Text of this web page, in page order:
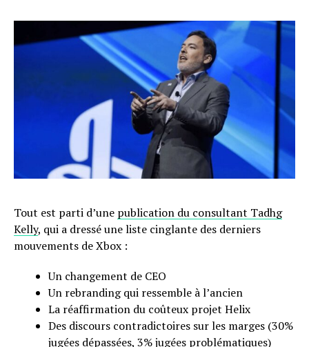
Tout est parti d’une publication du consultant Tadhg
Kelly, qui a dressé une liste cinglante des derniers
mouvements de Xbox :
Un changement de CEO
Un rebranding qui ressemble à l’ancien
La réaffirmation du coûteux projet Helix
Des discours contradictoires sur les marges (30%
jugées dépassées, 3% jugées problématiques)